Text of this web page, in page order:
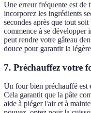
Une erreur fréquente est de
incorporez les ingrédients
secondes après que tout
commence à se développer
peut rendre votre gâteau
douce pour garantir la
7. Préchauffez votre
Un four bien préchauffé est
Cela garantit que la pâte
aide à piéger l'air et à